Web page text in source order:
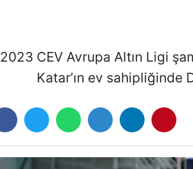
2023 CEV Avrupa Altın Ligi
Katar’ın ev sahipliğinde